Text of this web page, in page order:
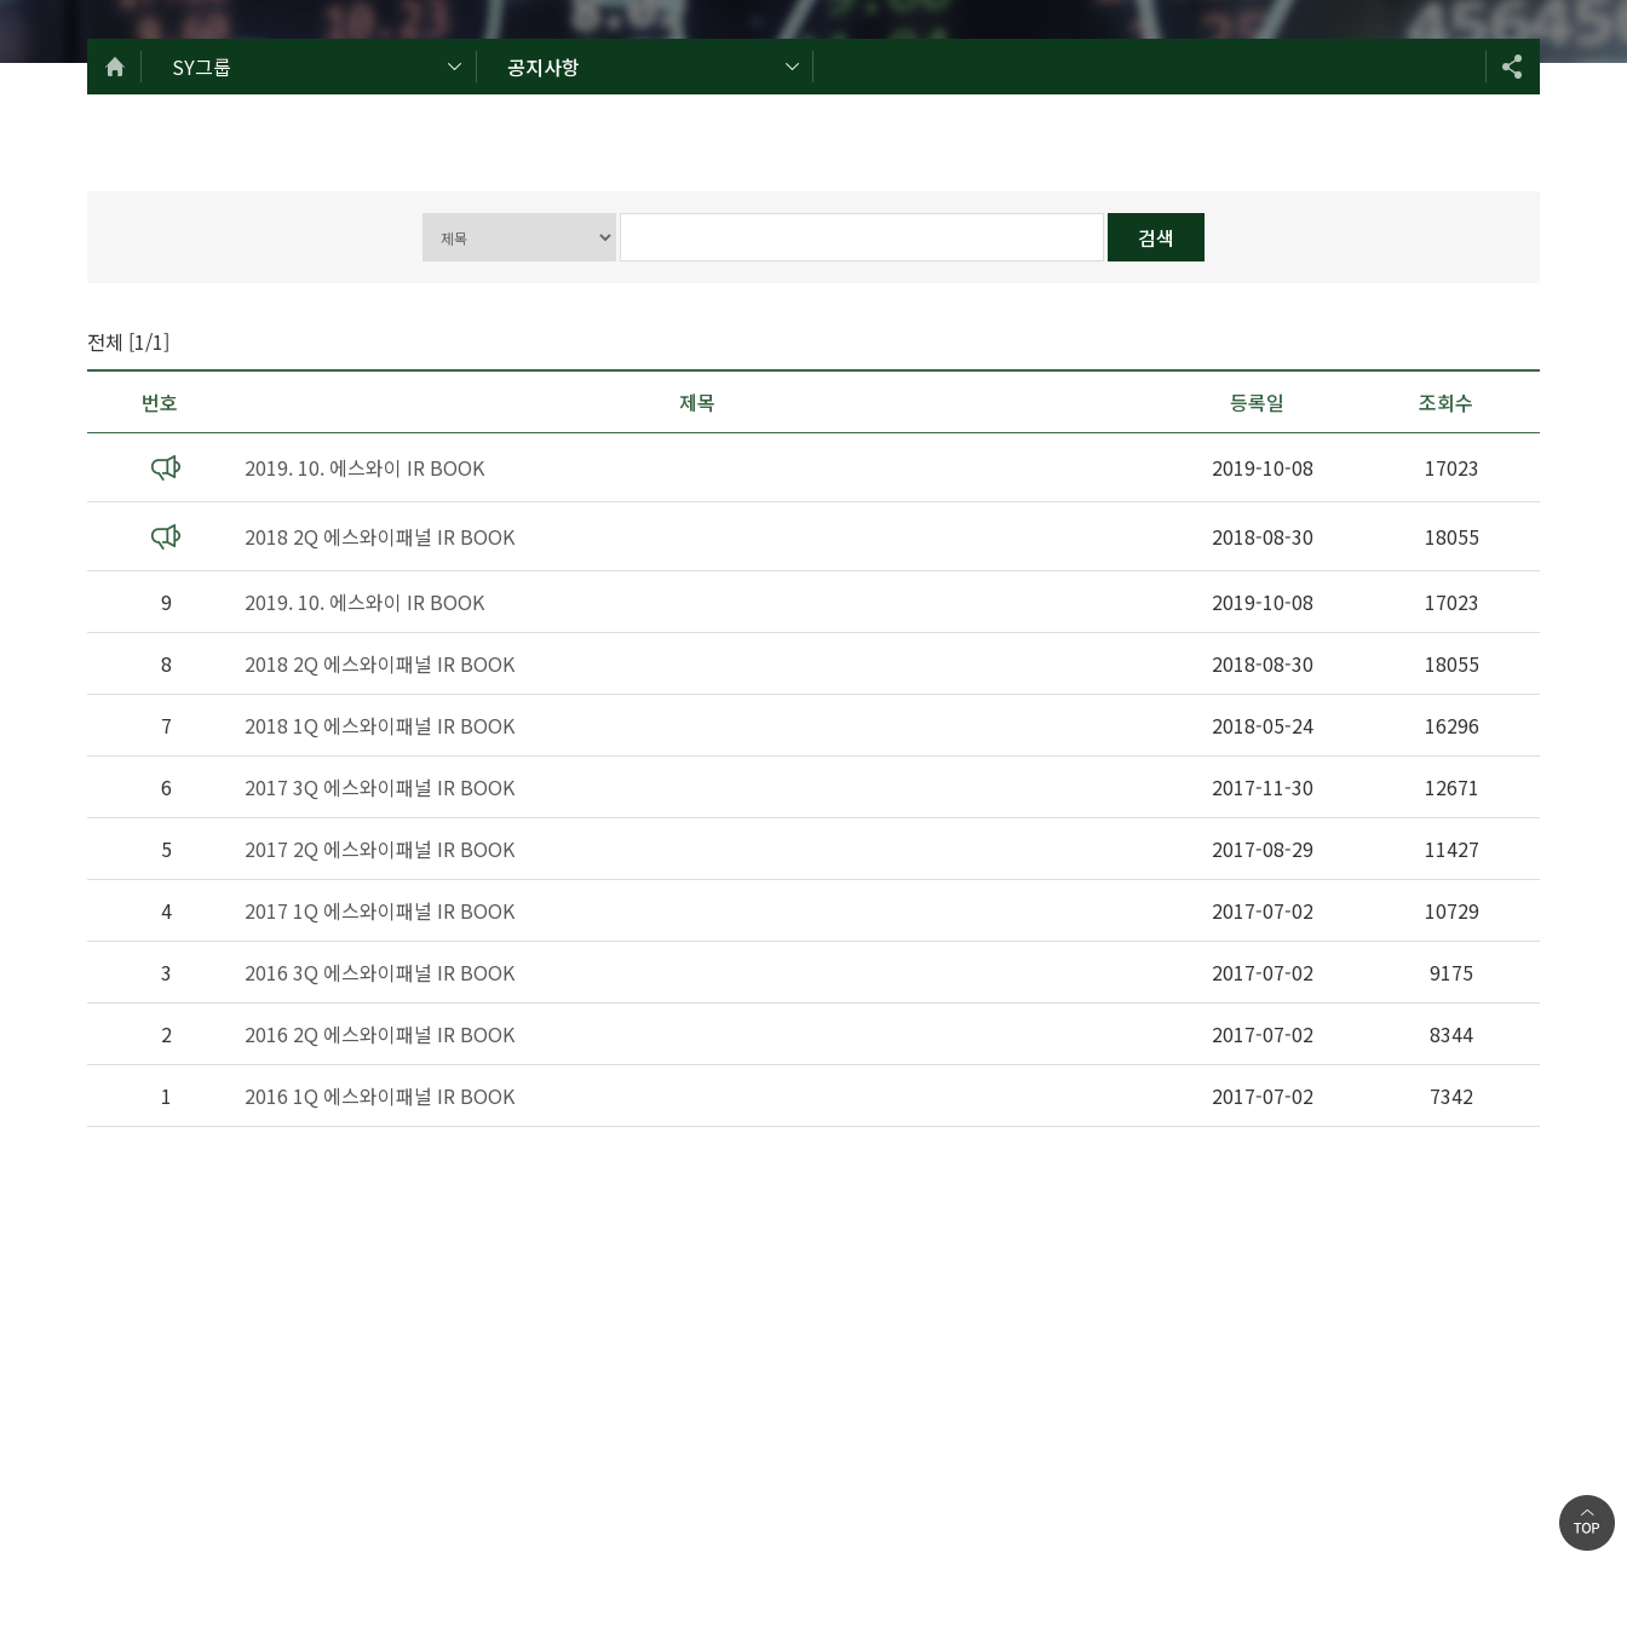
SY그룹 공지사항
전체 [1/1]
번호 제목 등록일 조회수
2019. 10. 에스와이 IR BOOK 2019-10-08 17023
2018 2Q 에스와이패널 IR BOOK 2018-08-30 18055
9 2019. 10. 에스와이 IR BOOK 2019-10-08 17023
8 2018 2Q 에스와이패널 IR BOOK 2018-08-30 18055
7 2018 1Q 에스와이패널 IR BOOK 2018-05-24 16296
6 2017 3Q 에스와이패널 IR BOOK 2017-11-30 12671
5 2017 2Q 에스와이패널 IR BOOK 2017-08-29 11427
4 2017 1Q 에스와이패널 IR BOOK 2017-07-02 10729
3 2016 3Q 에스와이패널 IR BOOK 2017-07-02 9175
2 2016 2Q 에스와이패널 IR BOOK 2017-07-02 8344
1 2016 1Q 에스와이패널 IR BOOK 2017-07-02 7342